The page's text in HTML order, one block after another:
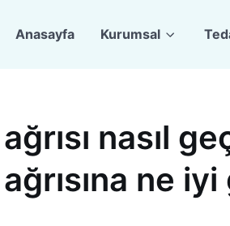
Anasayfa Kurumsal
nasıl
ne